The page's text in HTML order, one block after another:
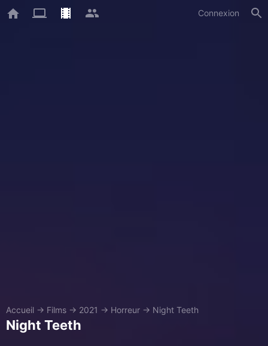
Connexion
Accueil → Films → 2021 → Horreur → Night Teeth
Night Teeth